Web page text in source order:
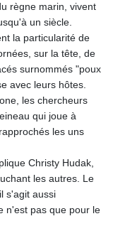
règne marin, vivent
un siècle.
la particularité de
sur la tête, de
surnommés "poux
avec leurs hôtes.
les chercheurs
qui joue à
les uns
Christy Hudak,
les autres. Le
s'agit aussi
n'est pas que pour le